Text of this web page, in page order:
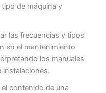
de máquina y
las frecuencias y tipos
en el mantenimiento
los manuales
instalaciones.
el contenido de una